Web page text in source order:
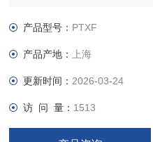
产品型号： PTXF
产品产地： 上海
更新时间： 2026-03-24
访 问 量： 1513